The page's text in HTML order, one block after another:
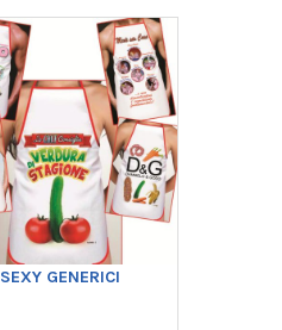
SEXY GENERICI